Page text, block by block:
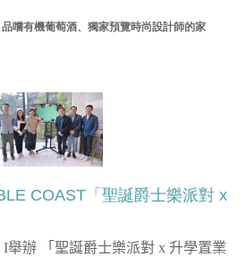
嚐有機葡萄酒、獨家預覽時尚設計師的家
COAST「聖誕爵士樂派對 x
I舉辦 「聖誕爵士樂派對 x 升學置業